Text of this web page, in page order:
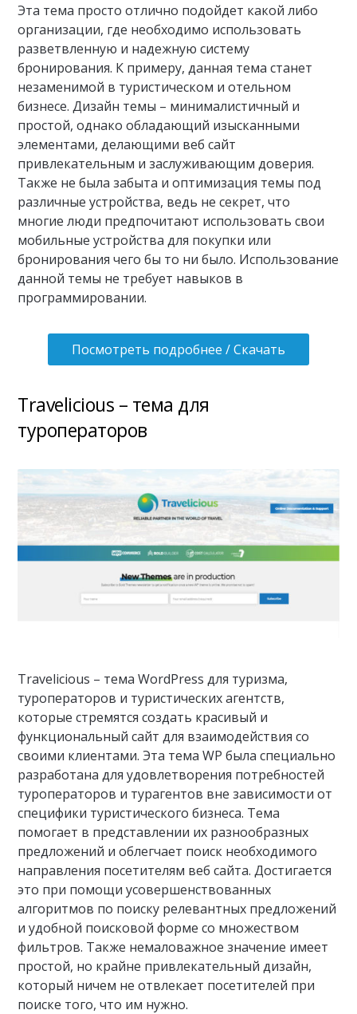
Эта тема просто отлично подойдет какой либо
организации, где необходимо использовать
разветвленную и надежную систему
бронирования. К примеру, данная тема станет
незаменимой в туристическом и отельном
бизнесе. Дизайн темы – минималистичный и
простой, однако обладающий изысканными
элементами, делающими веб сайт
привлекательным и заслуживающим доверия.
Также не была забыта и оптимизация темы под
различные устройства, ведь не секрет, что
многие люди предпочитают использовать свои
мобильные устройства для покупки или
бронирования чего бы то ни было. Использование
данной темы не требует навыков в
программировании.
Посмотреть подробнее / Скачать
Travelicious – тема для
туроператоров
Travelicious – тема WordPress для туризма,
туроператоров и туристических агентств,
которые стремятся создать красивый и
функциональный сайт для взаимодействия со
своими клиентами. Эта тема WP была специально
разработана для удовлетворения потребностей
туроператоров и турагентов вне зависимости от
специфики туристического бизнеса. Тема
помогает в представлении их разнообразных
предложений и облегчает поиск необходимого
направления посетителям веб сайта. Достигается
это при помощи усовершенствованных
алгоритмов по поиску релевантных предложений
и удобной поисковой форме со множеством
фильтров. Также немаловажное значение имеет
простой, но крайне привлекательный дизайн,
который ничем не отвлекает посетителей при
поиске того, что им нужно.